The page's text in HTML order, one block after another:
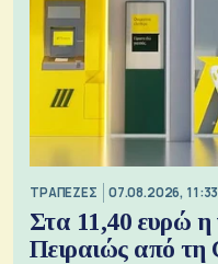
ΤΡΑΠΕΖΕΣ 07.08.2026, 11:33
Στα 11,40 ευρώ η
Πειραιώς από τη